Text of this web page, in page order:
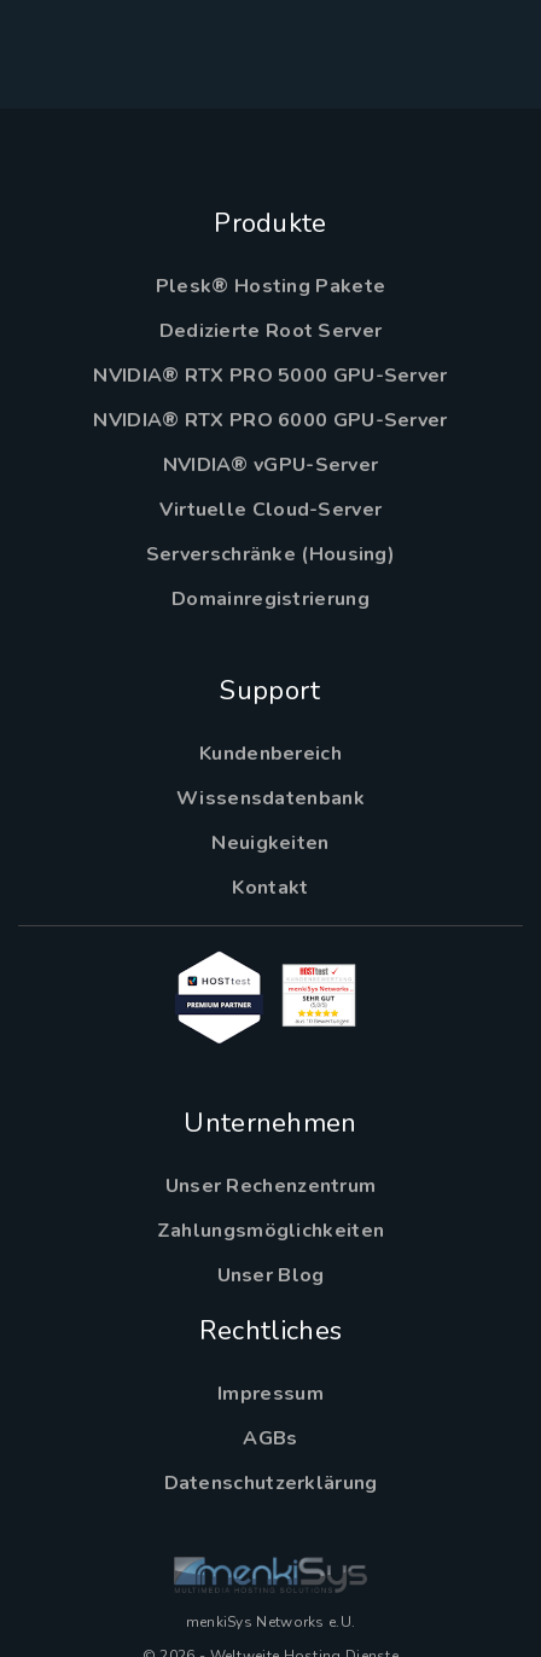
Produkte
Plesk® Hosting Pakete
Dedizierte Root Server
NVIDIA® RTX PRO 5000 GPU-Server
NVIDIA® RTX PRO 6000 GPU-Server
NVIDIA® vGPU-Server
Virtuelle Cloud-Server
Serverschränke (Housing)
Domainregistrierung
Support
Kundenbereich
Wissensdatenbank
Neuigkeiten
Kontakt
Unternehmen
Unser Rechenzentrum
Zahlungsmöglichkeiten
Unser Blog
Rechtliches
Impressum
AGBs
Datenschutzerklärung
menkiSys Networks e.U.